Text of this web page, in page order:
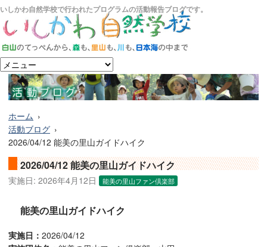
いしかわ自然学校で行われたプログラムの活動報告ブログです。
ホーム
活動ブログ
2026/04/12 能美の里山ガイドハイク
2026/04/12 能美の里山ガイドハイク
実施日: 2026年4月12日 能美の里山ファン倶楽部
能美の里山ガイドハイク
実施日： 2026/04/12